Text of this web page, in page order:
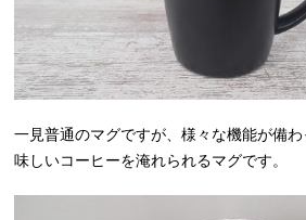
一見普通のマグですが、様々な機能が備
味しいコーヒーを淹れられるマグです。